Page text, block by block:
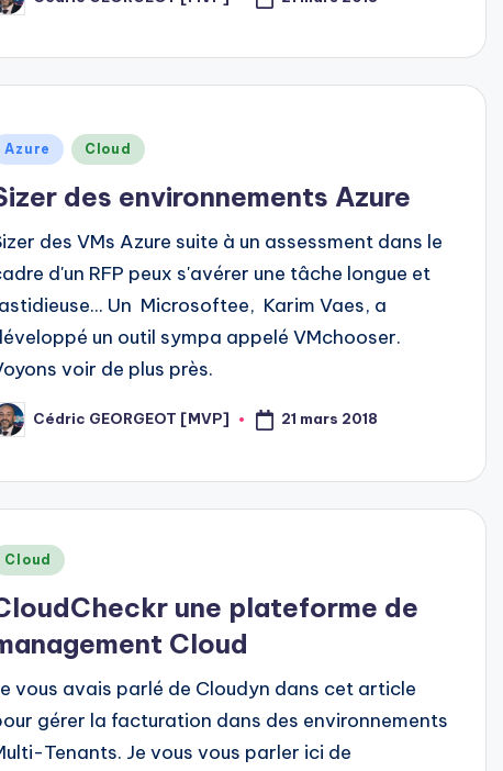
Azure Cloud
des environnements Azure
des VMs Azure suite à un assessment dans le
d'un RFP peux s'avérer une tâche longue et
Un Microsoftee, Karim Vaes, a
un outil sympa appelé VMchooser.
voir de plus près.
Cédric GEORGEOT [MVP] 21 mars 2018
Cloud
une plateforme de
Cloud
vous avais parlé de Cloudyn dans cet article
gérer la facturation dans des environnements
Tenants. Je vous vous parler ici de